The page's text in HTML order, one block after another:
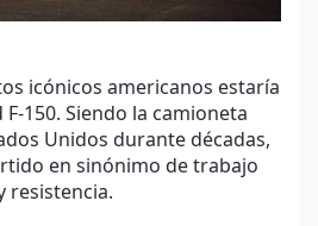
icónicos americanos estaría
150. Siendo la camioneta
Unidos durante décadas,
en sinónimo de trabajo
resistencia.